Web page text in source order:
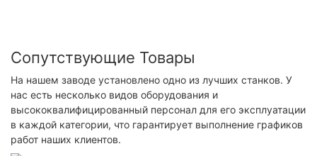
Сопутствующие Товары
На нашем заводе установлено одно из лучших станков. У
нас есть несколько видов оборудования и
высококвалифицированный персонал для его эксплуатации
в каждой категории, что гарантирует выполнение графиков
работ наших клиентов.